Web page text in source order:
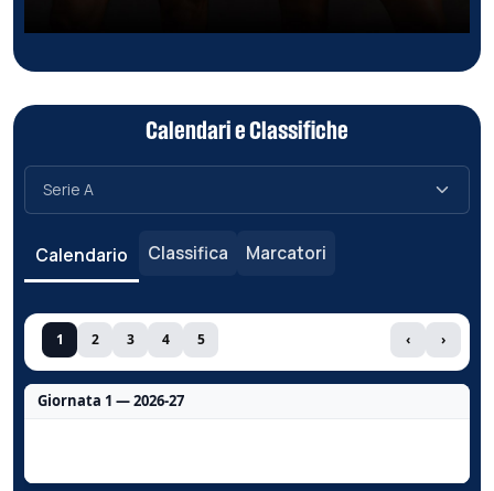
Calendari e Classifiche
Calendario Classifica Marcatori
1 2 3 4 5 ‹ ›
Giornata 1 — 2026-27